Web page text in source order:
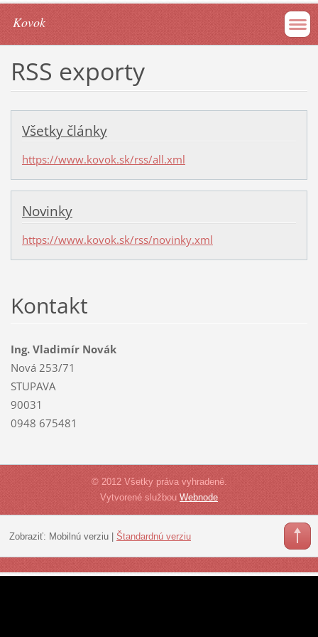
Kovok
RSS exporty
Všetky články
https://www.kovok.sk/rss/all.xml
Novinky
https://www.kovok.sk/rss/novinky.xml
Kontakt
Ing. Vladimír Novák
Nová 253/71
STUPAVA
90031
0948 675481
© 2012 Všetky práva vyhradené.
Vytvorené službou Webnode
Zobraziť: Mobilnú verziu| Štandardnú verziu